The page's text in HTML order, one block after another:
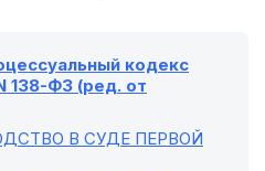
кодекс
138-ФЗ (ред. от
В СУДЕ ПЕРВОЙ